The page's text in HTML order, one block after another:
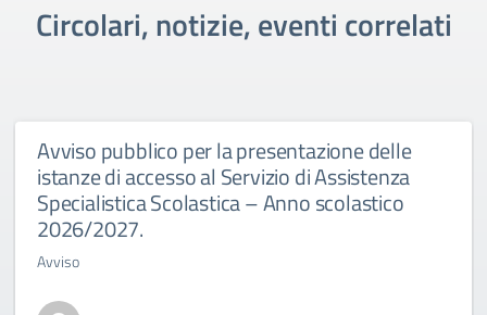
Circolari, notizie, eventi correlati
Avviso pubblico per la presentazione delle
istanze di accesso al Servizio di Assistenza
Specialistica Scolastica – Anno scolastico
2026/2027.
Avviso